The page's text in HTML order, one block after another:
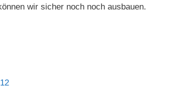
wir sicher noch noch ausbauen.